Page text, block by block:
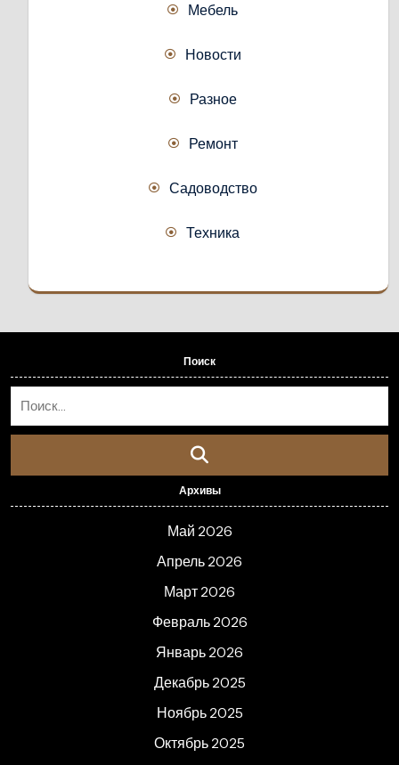
Мебель
Новости
Разное
Ремонт
Садоводство
Техника
Поиск
Архивы
Май 2026
Апрель 2026
Март 2026
Февраль 2026
Январь 2026
Декабрь 2025
Ноябрь 2025
Октябрь 2025